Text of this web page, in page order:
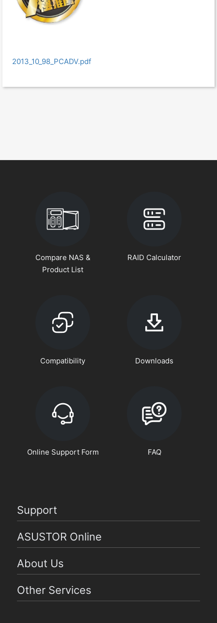
2013_10_98_PCADV.pdf
Compare NAS &
Product List
RAID Calculator
Compatibility Downloads
Online Support Form FAQ
Support
ASUSTOR Online
About Us
Other Services